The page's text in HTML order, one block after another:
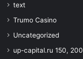
text
Trumo Casino
Uncategorized
up-capital.ru 150, 200